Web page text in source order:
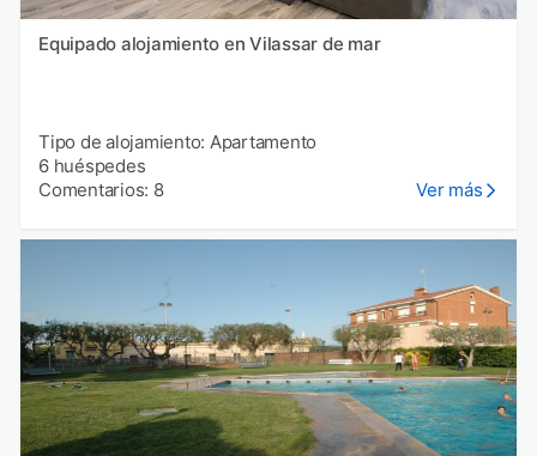
Equipado alojamiento en Vilassar de mar
Tipo de alojamiento: Apartamento
6 huéspedes
Comentarios: 8
Ver más